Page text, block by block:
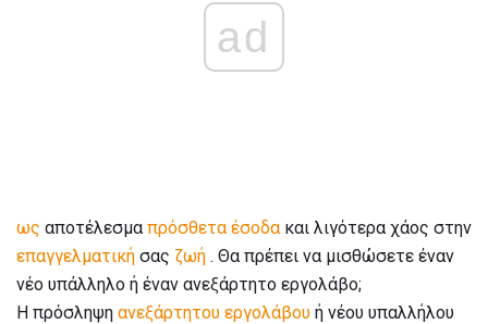
ad
ως αποτέλεσμα πρόσθετα έσοδα και λιγότερα χάος στην
επαγγελματική σας ζωή . Θα πρέπει να μισθώσετε έναν
νέο υπάλληλο ή έναν ανεξάρτητο εργολάβο;
Η πρόσληψη ανεξάρτητου εργολάβου ή νέου υπαλλήλου